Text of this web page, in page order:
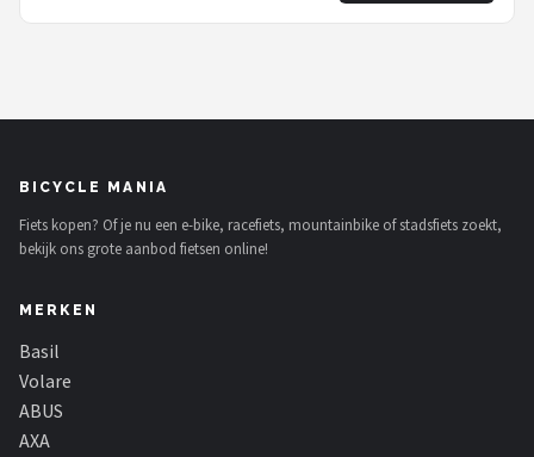
BICYCLE MANIA
Fiets kopen? Of je nu een e-bike, racefiets, mountainbike of stadsfiets zoekt,
bekijk ons grote aanbod fietsen online!
MERKEN
Basil
Volare
ABUS
AXA